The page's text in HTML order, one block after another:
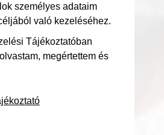
személyes adataim
való kezeléséhez.
Tájékoztatóban
megértettem és